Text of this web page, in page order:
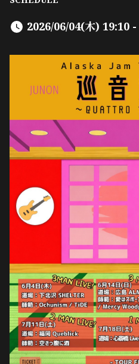
2026/06/04(木) 19:10 -